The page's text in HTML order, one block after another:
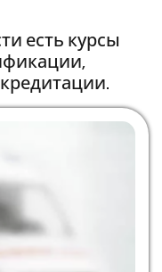
есть курсы